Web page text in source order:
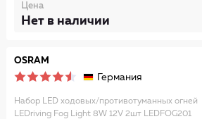
Цена
Нет в наличии
OSRAM
Германия
Набор LED ходовых/противотуманных огней
LEDriving Fog Light 8W 12V 2шт LEDFOG201